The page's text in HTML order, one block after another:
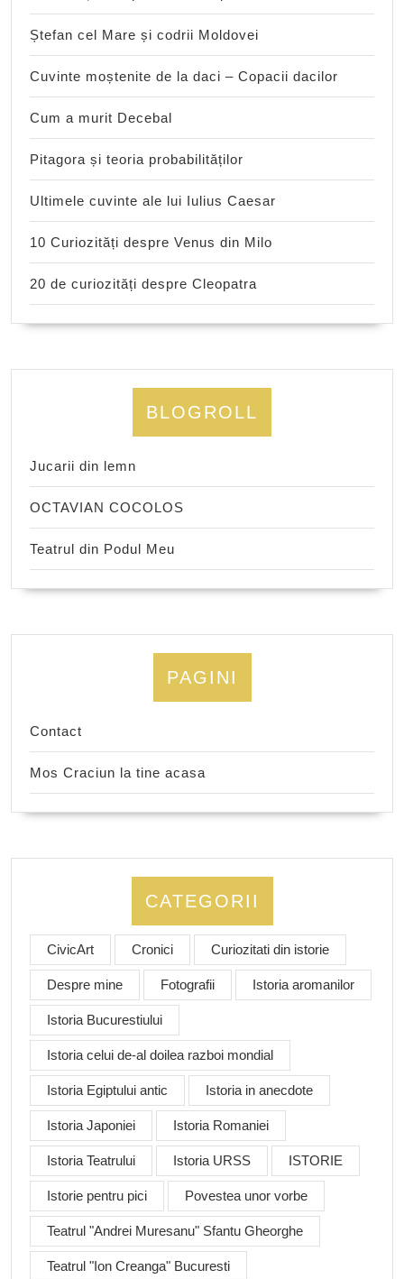
Ștefan cel Mare și codrii Moldovei
Cuvinte moștenite de la daci – Copacii dacilor
Cum a murit Decebal
Pitagora și teoria probabilităților
Ultimele cuvinte ale lui Iulius Caesar
10 Curiozități despre Venus din Milo
20 de curiozități despre Cleopatra
BLOGROLL
Jucarii din lemn
OCTAVIAN COCOLOS
Teatrul din Podul Meu
PAGINI
Contact
Mos Craciun la tine acasa
CATEGORII
CivicArt Cronici Curiozitati din istorie
Despre mine Fotografii Istoria aromanilor
Istoria Bucurestiului
Istoria celui de-al doilea razboi mondial
Istoria Egiptului antic Istoria in anecdote
Istoria Japoniei Istoria Romaniei
Istoria Teatrului Istoria URSS ISTORIE
Istorie pentru pici Povestea unor vorbe
Teatrul "Andrei Muresanu" Sfantu Gheorghe
Teatrul "Ion Creanga" Bucuresti